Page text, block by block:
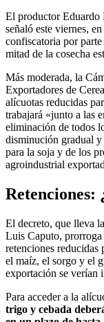
El productor Eduardo
señaló este viernes,
confiscatoria por
mitad de la cosecha
Más moderada, la
Exportadores de
alícuotas reducidas
trabajará «junto a las
eliminación de todos
disminución gradual y
para la soja y de los
agroindustrial
Retenciones:
El decreto, que lleva
Luis Caputo, prorroga
retenciones reducidas
el maíz, el sorgo y el
exportación se verían
Para acceder a la
trigo y cebada